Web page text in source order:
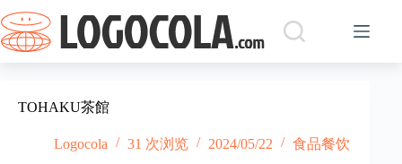
过
内
容
TOHAKU茶館
Logocola 31 次浏览 2024/05/22 食品餐饮